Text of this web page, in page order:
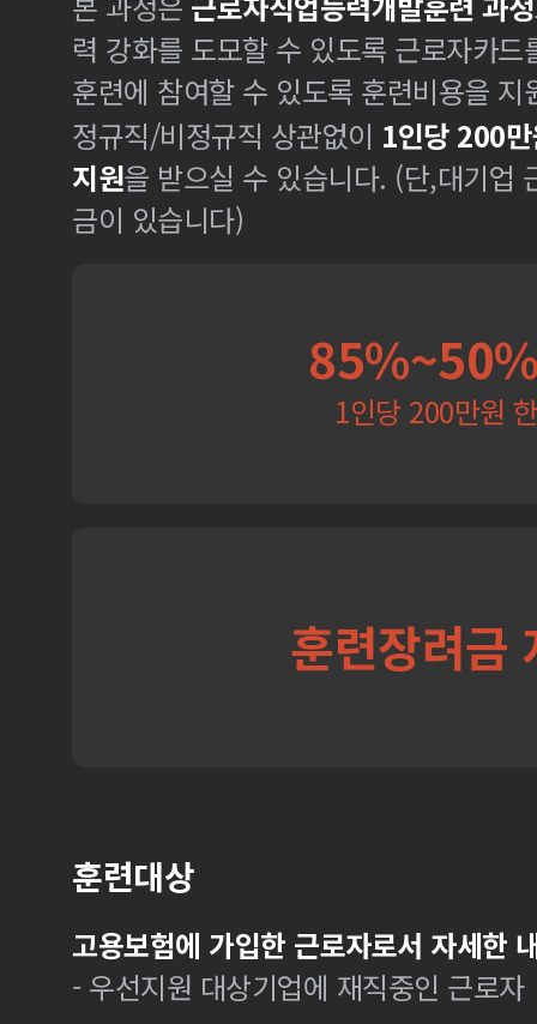
력 강화를 도모할 수 있도록 근로자카
훈련에 참여할 수 있도록 훈련비용을 지
정규직/비정규직 상관없이 1인당 200
지원을 받으실 수 있습니다. (단,대기업
금이 있습니다)
1인당 200만원
훈련장려금
훈련대상
고용보험에 가입한 근로자로서 자세한
- 우선지원 대상기업에 재직중인 근로자